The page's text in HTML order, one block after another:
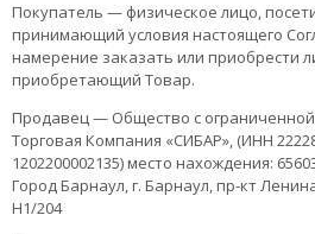
Покупатель — физическое лицо,
принимающий условия настоящего
намерение заказать или приобрести
приобретающий Товар.
Продавец — Общество с
Торговая Компания «СИБАР», (ИНН
1202200002135) место нахождения:
Город Барнаул, г. Барнаул, пр-кт
Н1/204